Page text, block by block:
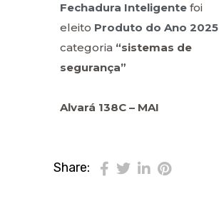
Fechadura Inteligente foi
eleito Produto do Ano 2025
categoria “sistemas de
segurança”
Alvará 138C – MAI
Share: